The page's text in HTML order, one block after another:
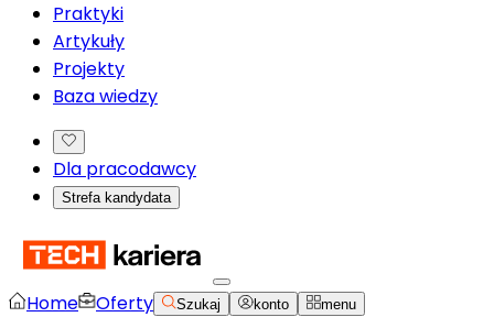
Praktyki
Artykuły
Projekty
Baza wiedzy
Dla pracodawcy
Strefa kandydata
Home Oferty Szukaj konto menu